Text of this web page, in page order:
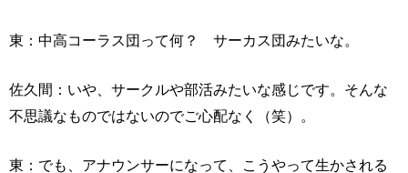
東：中高コーラス団って何？ サーカス団みたいな。
佐久間：いや、サークルや部活みたいな感じです。そんな
不思議なものではないのでご心配なく（笑）。
東：でも、アナウンサーになって、こうやって生かされる